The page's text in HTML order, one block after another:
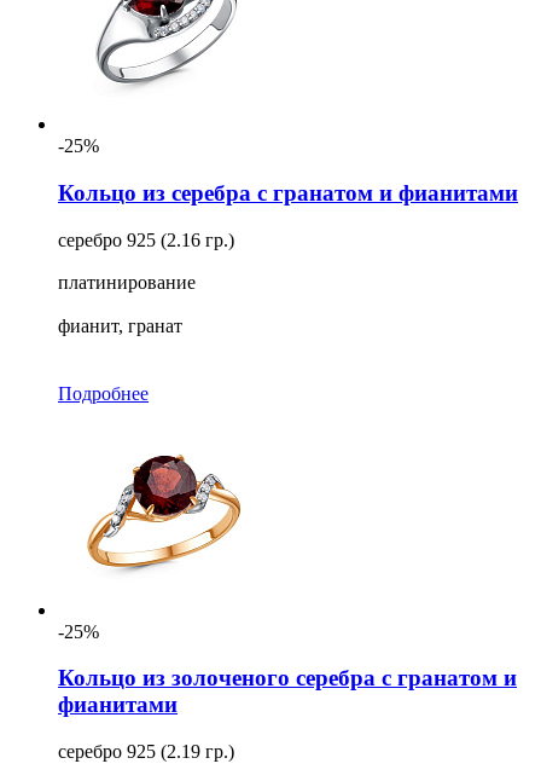
-25%
Кольцо из серебра с гранатом и фианитами
серебро 925 (2.16 гр.)
платинирование
фианит, гранат
Подробнее
-25%
Кольцо из золоченого серебра с гранатом и
фианитами
серебро 925 (2.19 гр.)